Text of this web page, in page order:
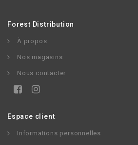
Forest Distribution
À propos
Nos magasins
Nous contacter
Espace client
Informations personnelles